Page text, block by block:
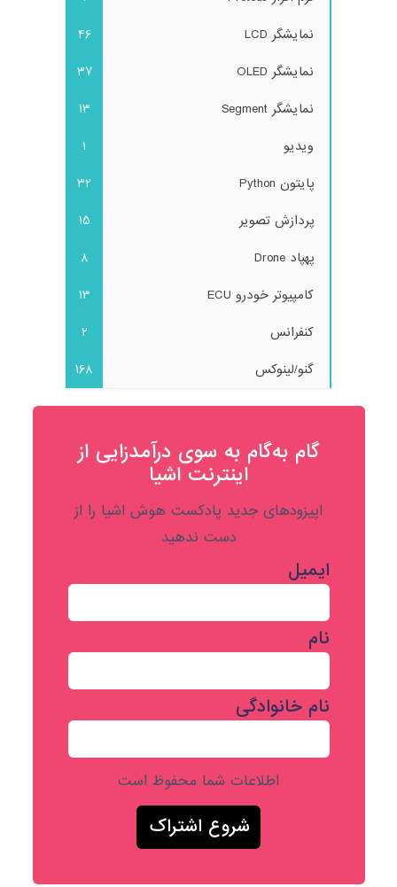
نمایشگر LCD
46
نمایشگر OLED
37
نمایشگر Segment
13
ویدیو
1
پایتون Python
32
پردازش تصویر
15
پهپاد Drone
8
کامپیوتر خودرو ECU
13
کنفرانس
2
گنو/لینوکس
168
گام به‌گام به‌ سوی درآمدزایی از
اینترنت اشیا
اپیزودهای جدید پادکست هوش اشیا را از
دست ندهید
ایمیل
نام
نام خانوادگی
اطلاعات شما محفوظ است